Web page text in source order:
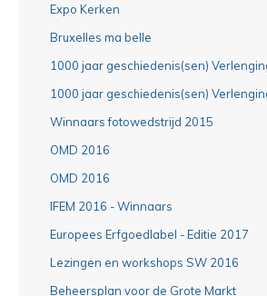
Expo Kerken
Bruxelles ma belle
1000 jaar geschiedenis(sen)
1000 jaar geschiedenis(sen)
Winnaars fotowedstrijd 2015
OMD 2016
OMD 2016
IFEM 2016 - Winnaars
Europees Erfgoedlabel - Editie 2017
Lezingen en workshops SW 2016
Beheersplan voor de Grote Markt